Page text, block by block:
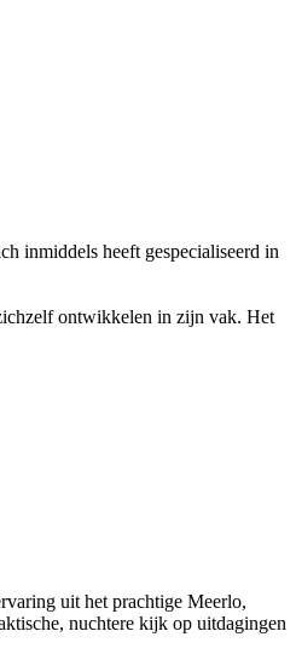
inmiddels heeft gespecialiseerd in
ontwikkelen in zijn vak. Het
uit het prachtige Meerlo,
nuchtere kijk op uitdagingen